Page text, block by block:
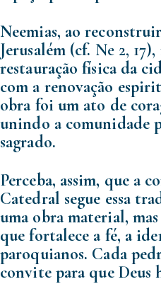
Neemias, ao
Jerusalém (cf. Ne 2, 17),
restauração física da
com a renovação
obra foi um ato de
unindo a comunidade
sagrado.
Perceba, assim, que a
Catedral segue essa
uma obra material,
que fortalece a fé, a
paroquianos. Cada
convite para que Deus